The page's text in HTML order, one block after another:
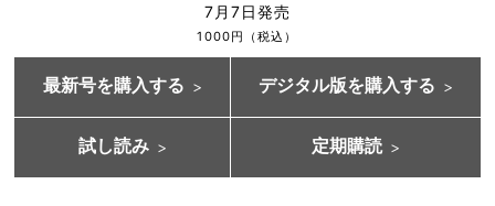
7月7日発売
1000円（税込）
最新号を購入する デジタル版を購入する
試し読み 定期購読